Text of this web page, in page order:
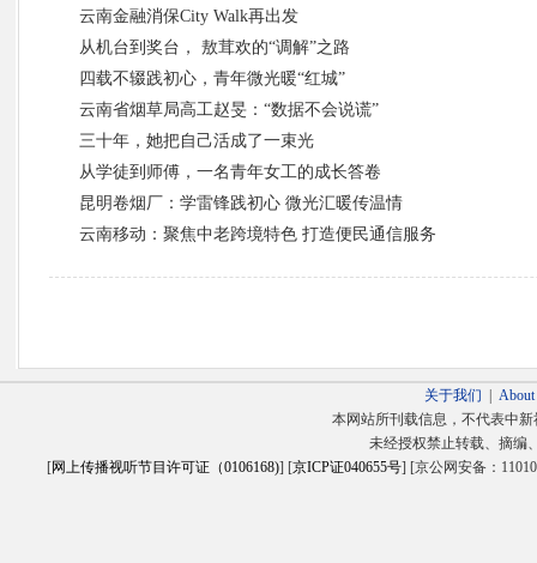
云南金融消保City Walk再出发
从机台到奖台， 敖茸欢的“调解”之路
四载不辍践初心，青年微光暖“红城”
云南省烟草局高工赵旻：“数据不会说谎”
三十年，她把自己活成了一束光
从学徒到师傅，一名青年女工的成长答卷
昆明卷烟厂：学雷锋践初心 微光汇暖传温情
云南移动：聚焦中老跨境特色 打造便民通信服务
关于我们
About
本网站所刊载信息，不代表中
未经授权禁止转载、摘编
[网上传播视听节目许可证（0106168)] [京ICP证040655号] [京公网安备：